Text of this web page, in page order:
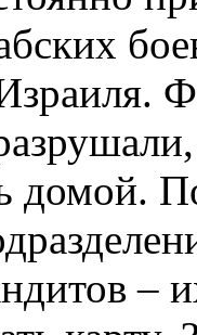
домой.
–